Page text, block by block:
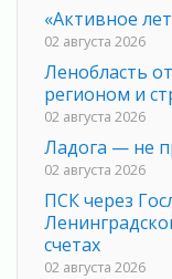
«Активное
02 августа 2026
Ленобласть
регионом и
02 августа 2026
Ладога — не
02 августа 2026
ПСК через
счетах
02 августа 2026